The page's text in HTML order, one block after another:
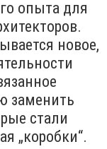
опыта для
новое,
заменить
стали
„коробки“.